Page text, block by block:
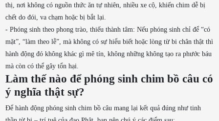
thị, nơi không có nguồn thức ăn tự nhiên, nhiều xe cộ, khiến chim dễ bị
chết do đói, va chạm hoặc bị bắt lại.
- Phóng sinh theo phong trào, thiếu thành tâm: Nếu phóng sinh chỉ để “có
mặt”, “làm theo lễ”, mà không có sự hiểu biết hoặc lòng từ bi chân thật thì
hành động đó không khác gì mê tín, không những không tạo ra phước báu
mà còn có thể gây tổn hại.
Làm thế nào để phóng sinh chim bồ câu có
ý nghĩa thật sự?
Để hành động phóng sinh chim bồ câu mang lại kết quả đúng như tinh